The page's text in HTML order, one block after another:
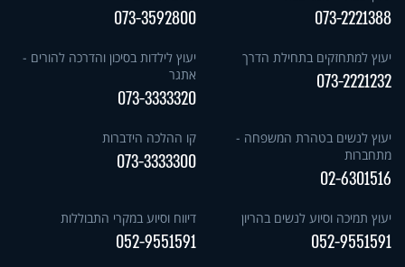
073-2221388
073-3592800
יעוץ למתחזקים בתחילת הדרך
073-2221232
יעוץ לילדות בסיכון והדרכה להורים -
אתגר
073-3333320
יעוץ לנשים בטהרת המשפחה -
מתחברות
02-6301516
קו ההלכה הידברות
073-3333300
יעוץ תמיכה וסיוע לנשים בהריון
052-9551591
דיווח וסיוע במקרי התבוללות
052-9551591